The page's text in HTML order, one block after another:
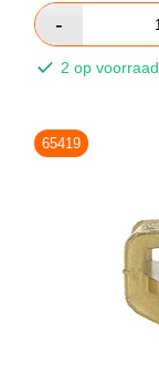
2 op voorraad
65419